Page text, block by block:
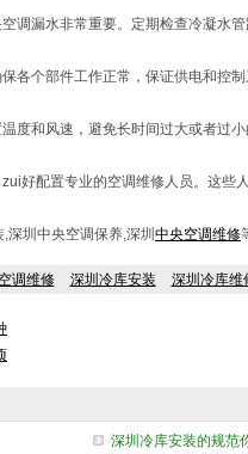
调漏水非常重要。定期检查冷凝水
各个部件工作正常，保证供电和控
度和风速，避免长时间过大或者过
好配置专业的空调维修人员。这些
圳中央空调保养,深圳 中央空调维修
调维修 深圳冷库安装 深圳冷库维
深圳冷库安装的规范